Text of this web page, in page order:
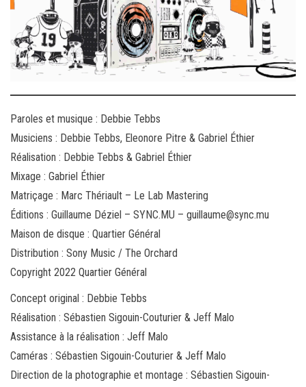
Paroles et musique : Debbie Tebbs
Musiciens : Debbie Tebbs, Eleonore Pitre & Gabriel Éthier
Réalisation : Debbie Tebbs & Gabriel Éthier
Mixage : Gabriel Éthier
Matriçage : Marc Thériault – Le Lab Mastering
Éditions : Guillaume Déziel – SYNC.MU – guillaume@sync.mu
Maison de disque : Quartier Général
Distribution : Sony Music / The Orchard
Copyright 2022 Quartier Général
Concept original : Debbie Tebbs
Réalisation : Sébastien Sigouin-Couturier & Jeff Malo
Assistance à la réalisation : Jeff Malo
Caméras : Sébastien Sigouin-Couturier & Jeff Malo
Direction de la photographie et montage : Sébastien Sigouin-